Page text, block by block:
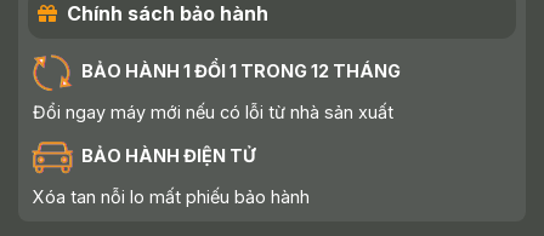
Chính sách bảo hành
BẢO HÀNH 1 ĐỔI 1 TRONG 12 THÁNG
Đổi ngay máy mới nếu có lỗi từ nhà sản xuất
BẢO HÀNH ĐIỆN TỬ
Xóa tan nỗi lo mất phiếu bảo hành